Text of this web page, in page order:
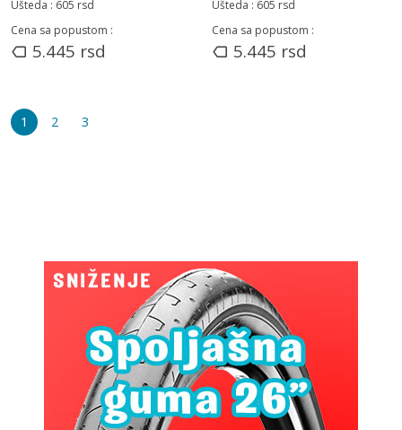
Ušteda : 605 rsd
Cena sa popustom :
5.445 rsd
Ušteda : 605 rsd
Cena sa popustom :
5.445 rsd
1 2 3